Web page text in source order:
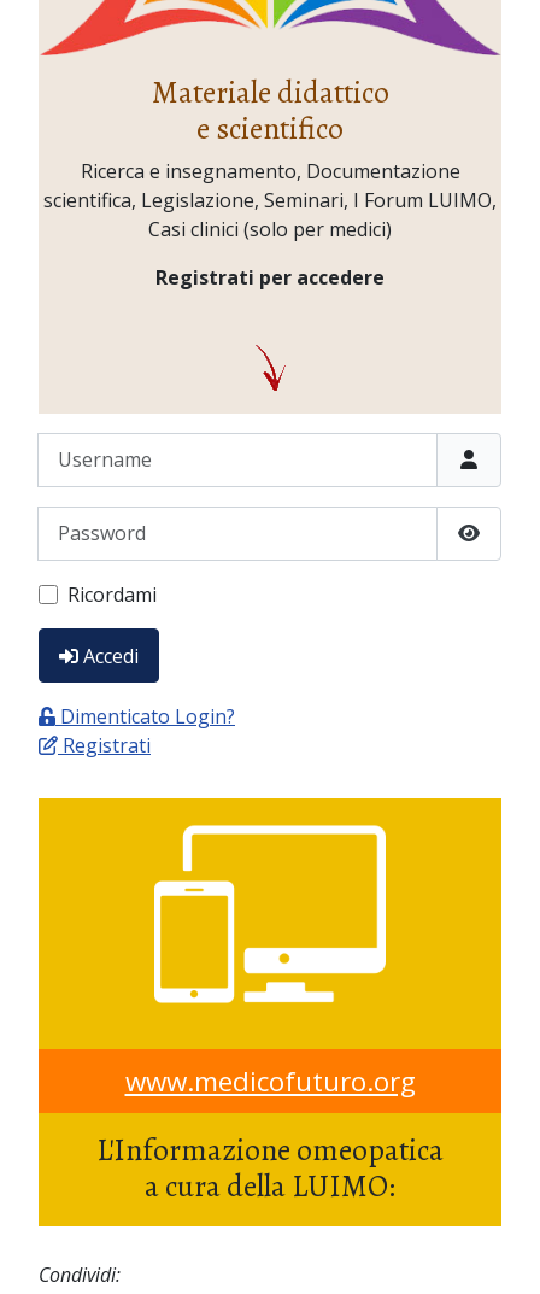
Materiale didattico
e scientifico
Ricerca e insegnamento, Documentazione
scientifica, Legislazione, Seminari, I Forum LUIMO,
Casi clinici (solo per medici)
Registrati per accedere
Username
Password
Show
Ricordami
Accedi
Dimenticato Login?
Registrati
www.medicofuturo.org
L'Informazione omeopatica
a cura della LUIMO:
Condividi: